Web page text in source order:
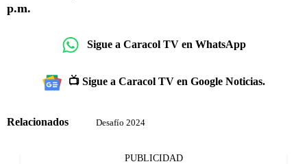
p.m.
Sigue a Caracol TV en WhatsApp
📺 Sigue a Caracol TV en Google Noticias.
Relacionados Desafío 2024
PUBLICIDAD